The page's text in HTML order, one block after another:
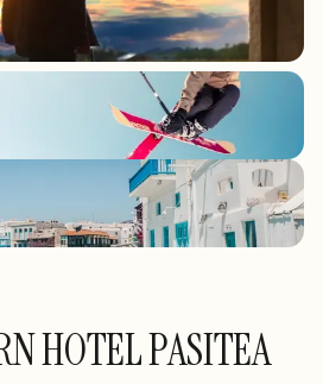
HOTEL PASITEA